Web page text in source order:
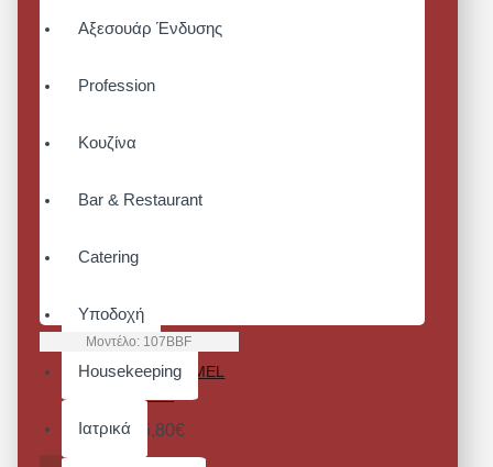
Αξεσουάρ Ένδυσης
Profession
Κουζίνα
Bar & Restaurant
Catering
Υποδοχή
Housekeeping
Ιατρικά
Μοντέλο: 107BBF
MASTERCHEF CAMEL
Από 55,80€